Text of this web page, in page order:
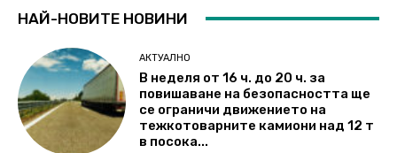
НАЙ-НОВИТЕ НОВИНИ
АКТУАЛНО
В неделя от 16 ч. до 20 ч. за
повишаване на безопасността ще
се ограничи движението на
тежкотоварните камиони над 12 т
в посока...